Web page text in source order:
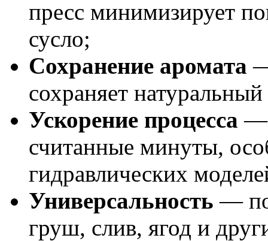
пресс минимизирует
сусло;
Сохранение аромата
сохраняет
Ускорение процесса —
считанные минуты,
гидравлических
Универсальность —
груш, слив, ягод и